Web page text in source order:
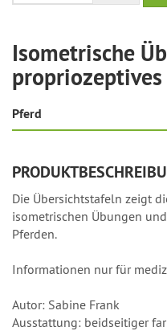
Isometrische
Pferd
Die Übersichtstafeln zeigt
isometrischen Übungen
Pferden.
Informationen nur für
Autor: Sabine Frank
Ausstattung: beidseitiger